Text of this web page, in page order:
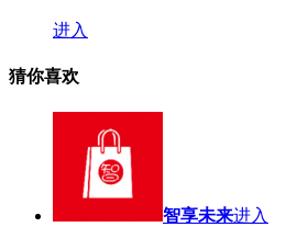
进入
猜你喜欢
智享未来进入